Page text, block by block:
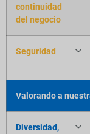
continuidad
del negocio
Seguridad
Valorando a
Diversidad,